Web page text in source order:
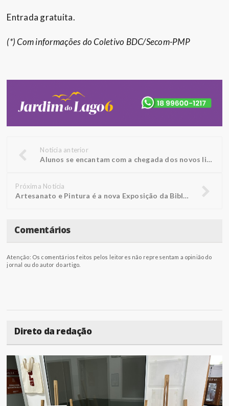
Entrada gratuita.
(*) Com informações do Coletivo BDC/Secom-PMP
Notícia anterior
Alunos se encantam com a chegada dos novos livros nas escolas
Próxima Notícia
Artesanato e Pintura é a nova Exposição da Biblioteca FUNEPE
Comentários
Atenção: Os comentários feitos pelos leitores não representam a opinião do
jornal ou do autor do artigo.
Direto da redação